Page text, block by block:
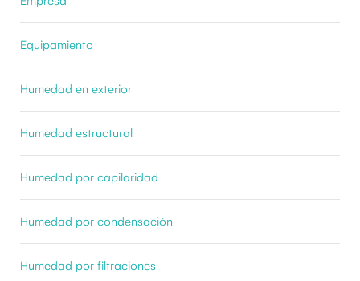
Equipamiento
Humedad en exterior
Humedad estructural
Humedad por capilaridad
Humedad por condensación
Humedad por filtraciones